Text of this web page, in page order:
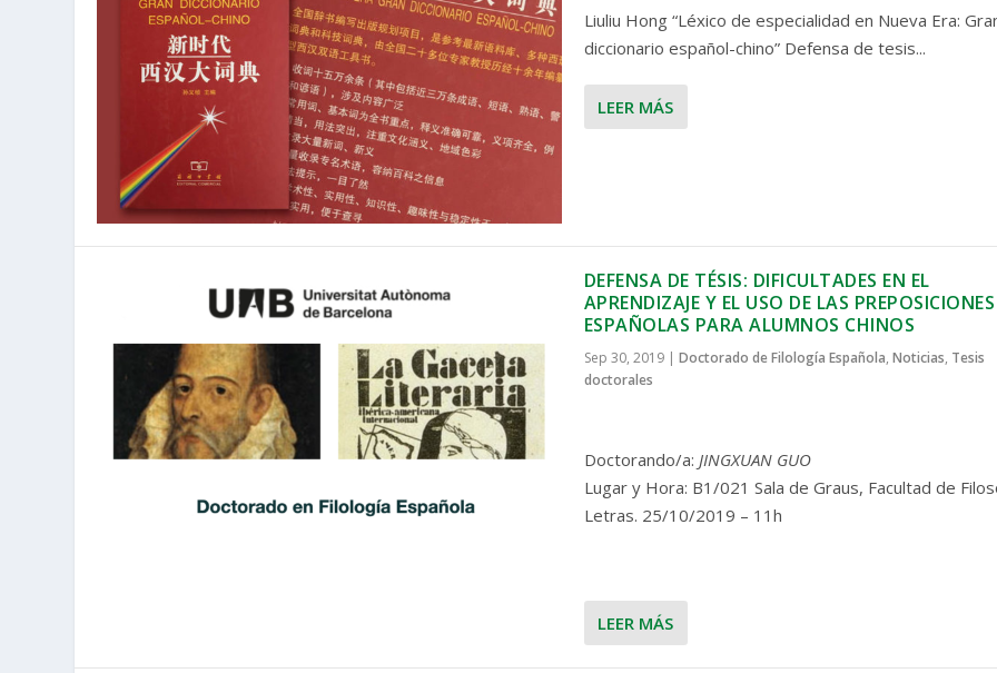
Liuliu Hong “Léxico de especialidad en Nueva Era:
diccionario español-chino” Defensa de tesis...
LEER MÁS
DEFENSA DE TÉSIS: DIFICULTADES EN EL
APRENDIZAJE Y EL USO DE LAS PREPOSICIONES
ESPAÑOLAS PARA ALUMNOS CHINOS
Sep 30, 2019| Doctorado de Filología Española, Noticias, Tesis
doctorales
Doctorando/a: JINGXUAN GUO
Lugar y Hora: B1/021 Sala de Graus, Facultad de
Letras. 25/10/2019 – 11h
LEER MÁS